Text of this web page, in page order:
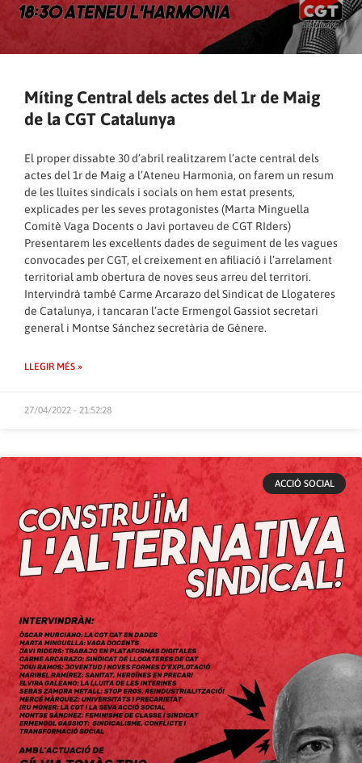
Míting Central dels actes del 1r de Maig
de la CGT Catalunya
El proper dissabte 30 d’abril realitzarem l’acte central dels
actes del 1r de Maig a l’Ateneu Harmonia, on farem un resum
de les lluites sindicals i socials on hem estat presents,
explicades per les seves protagonistes (Marta Minguella
Comitè Vaga Docents o Javi portaveu de CGT RIders)
Presentarem les excel·lents dades de seguiment de les vagues
convocades per CGT, el creixement en afiliació i l’arrelament
territorial amb obertura de noves seus arreu del territori.
Intervindrà també Carme Arcarazo del Sindicat de Llogateres
de Catalunya, i tancaran l’acte Ermengol Gassiot secretari
general i Montse Sánchez secretària de Gènere.
LLEGIR MÉS »
27/04/2022 - 21:52:28
ACCIÓ SOCIAL